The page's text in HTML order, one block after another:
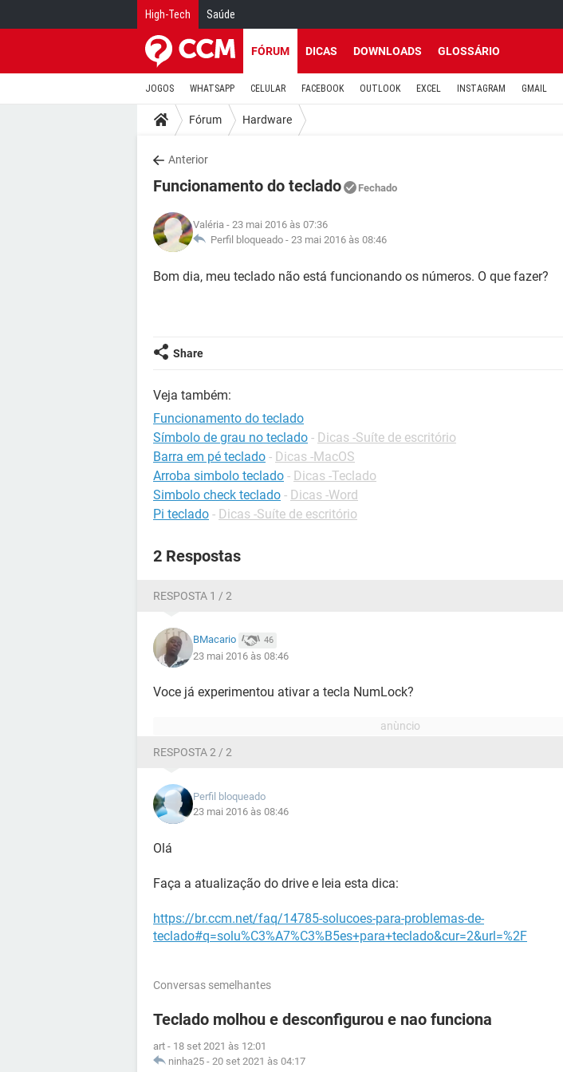
High-Tech Saúde
FÓRUM DICAS DOWNLOADS GLOSSÁRIO
JOGOS WHATSAPP CELULAR FACEBOOK OUTLOOK EXCEL INSTAGRAM GMAIL
Fórum Hardware
Anterior
Funcionamento do teclado Fechado
Valéria - 23 mai 2016 às 07:36
Perfil bloqueado - 23 mai 2016 às 08:46
Bom dia, meu teclado não está funcionando os números. O que fazer?
Share
Veja também:
Funcionamento do teclado
Símbolo de grau no teclado - Dicas -Suíte de escritório
Barra em pé teclado - Dicas -MacOS
Arroba simbolo teclado - Dicas -Teclado
Simbolo check teclado - Dicas -Word
Pi teclado - Dicas -Suíte de escritório
2 Respostas
RESPOSTA 1 / 2
BMacario 46
23 mai 2016 às 08:46
Voce já experimentou ativar a tecla NumLock?
RESPOSTA 2 / 2
Perfil bloqueado
23 mai 2016 às 08:46
Olá
Faça a atualização do drive e leia esta dica:
https://br.ccm.net/faq/14785-solucoes-para-problemas-de-
teclado#q=solu%C3%A7%C3%B5es+para+teclado&cur=2&url=%2F
Conversas semelhantes
Teclado molhou e desconfigurou e nao funciona
art - 18 set 2021 às 12:01
ninha25 - 20 set 2021 às 04:17